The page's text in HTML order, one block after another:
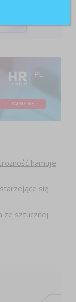
hamuje
się
ze sztucznej